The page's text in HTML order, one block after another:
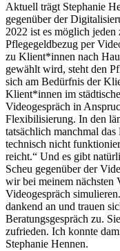
Aktuell trägt Stephanie
gegenüber der
2022 ist es möglich jeden
Pflegegeldbezug per
zu Klient*innen nach
gewählt wird, steht den
sich am Bedürfnis der
Klient*innen im
Videogespräch in
Flexibilisierung. In den
tatsächlich manchmal
technisch nicht
reicht.“ Und es gibt
Scheu gegenüber der
wir bei meinem nächsten
Videogespräch
dankend an und trauen
Beratungsgespräch zu.
zufrieden. Ich konnte
Stephanie Hennen.